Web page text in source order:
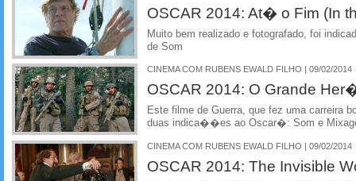
OSCAR 2014: At� o Fim (In
Muito bem realizado e fotografado, foi
de Som
CINEMA COM RUBENS EWALD FILHO | 09/02/2014
OSCAR 2014: O Grande
Este filme de Guerra, que fez uma carreira
duas indica��es ao Oscar�: Som e
CINEMA COM RUBENS EWALD FILHO | 09/02/2014
OSCAR 2014: The Invisible